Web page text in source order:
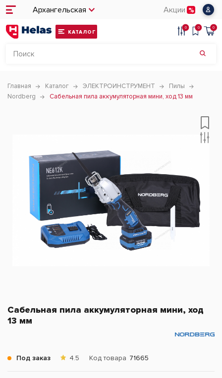
Архангельская Акции
КАТАЛОГ
0 0 0
Главная Каталог ЭЛЕКТРОИНСТРУМЕНТ
Пилы
Nordberg
Сабельная пила аккумуляторная мини, ход 13 мм
Сабельная пила аккумуляторная мини, ход
13 мм
Под заказ 4.5 Код товара 71665